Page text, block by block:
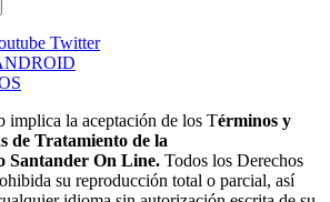
Twitter
implica la aceptación de los Términos y
de Tratamiento de la
Santander On Line. Todos los Derechos
su reproducción total o parcial, así